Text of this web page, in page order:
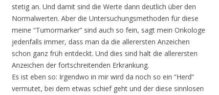
stetig an. Und damit sind die Werte dann deutlich über den
Normalwerten. Aber die Untersuchungsmethoden für diese
meine “Tumormarker” sind auch so fein, sagt mein Onkologe
jedenfalls immer, dass man da die allerersten Anzeichen
schon ganz früh entdeckt. Und dies sind halt die allerersten
Anzeichen der fortschreitenden Erkrankung.
Es ist eben so: Irgendwo in mir wird da noch so ein “Herd”
vermutet, bei dem etwas schief geht und der diese sinnlosen